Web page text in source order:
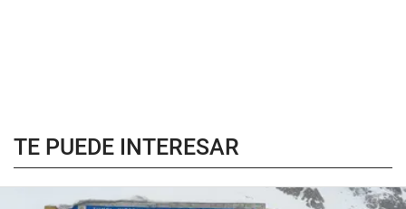
TE PUEDE INTERESAR